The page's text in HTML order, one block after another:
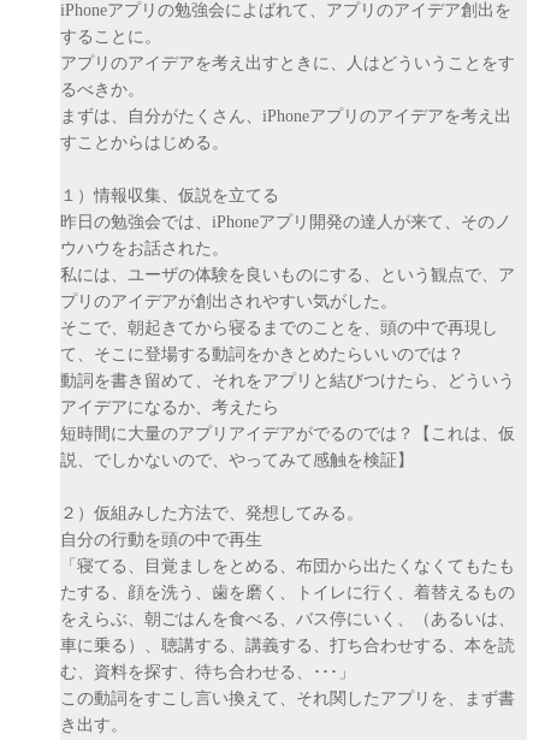
iPhoneアプリの勉強会によばれて、アプリのアイデア創出を
することに。
アプリのアイデアを考え出すときに、人はどういうことをす
るべきか。
まずは、自分がたくさん、iPhoneアプリのアイデアを考え出
すことからはじめる。
１）情報収集、仮説を立てる
昨日の勉強会では、iPhoneアプリ開発の達人が来て、そのノ
ウハウをお話された。
私には、ユーザの体験を良いものにする、という観点で、ア
プリのアイデアが創出されやすい気がした。
そこで、朝起きてから寝るまでのことを、頭の中で再現し
て、そこに登場する動詞をかきとめたらいいのでは？
動詞を書き留めて、それをアプリと結びつけたら、どういう
アイデアになるか、考えたら
短時間に大量のアプリアイデアがでるのでは？【これは、仮
説、でしかないので、やってみて感触を検証】
２）仮組みした方法で、発想してみる。
自分の行動を頭の中で再生
「寝てる、目覚ましをとめる、布団から出たくなくてもたも
たする、顔を洗う、歯を磨く、トイレに行く、着替えるもの
をえらぶ、朝ごはんを食べる、バス停にいく、（あるいは、
車に乗る）、聴講する、講義する、打ち合わせする、本を読
む、資料を探す、待ち合わせる、･･･」
この動詞をすこし言い換えて、それ関したアプリを、まず書
き出す。